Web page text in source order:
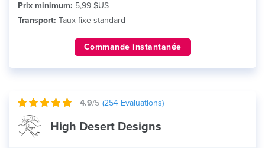
Prix minimum: 5,99 $US
Transport: Taux fixe standard
Commande instantanée
4.9/5 (254 Evaluations)
High Desert Designs